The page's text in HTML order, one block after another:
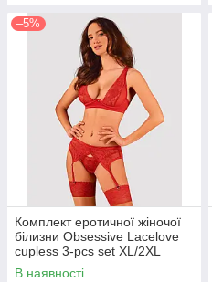
–5%
Комплект еротичної жіночої
білизни Obsessive Lacelove
cupless 3-pcs set XL/2XL
В наявності